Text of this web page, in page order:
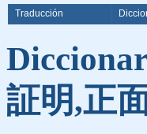
Traducción
証明,正